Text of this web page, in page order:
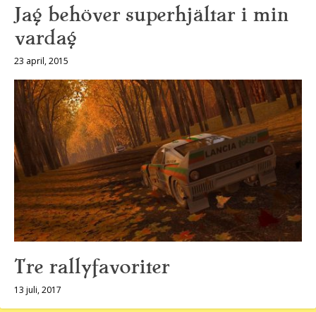
Jag behöver superhjältar i min
vardag
23 april, 2015
Tre rallyfavoriter
13 juli, 2017